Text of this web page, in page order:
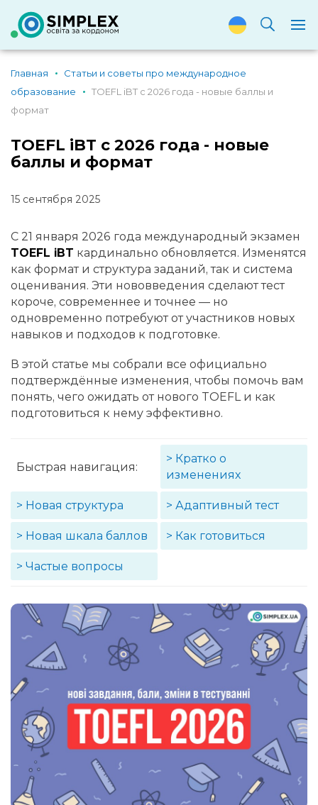
Главная
Статьи и советы про международное
образование
TOEFL iBT с 2026 года - новые баллы и
формат
TOEFL iBT с 2026 года - новые
баллы и формат
15 сентября 2025
С 21 января 2026 года международный экзамен
TOEFL iBT кардинально обновляется. Изменятся
как формат и структура заданий, так и система
оценивания. Эти нововведения сделают тест
короче, современнее и точнее — но
одновременно потребуют от участников новых
навыков и подходов к подготовке.
В этой статье мы собрали все официально
подтверждённые изменения, чтобы помочь вам
понять, чего ожидать от нового TOEFL и как
подготовиться к нему эффективно.
Быстрая навигация:
> Кратко о
изменениях
> Новая структура > Адаптивный тест
> Новая шкала баллов > Как готовиться
> Частые вопросы